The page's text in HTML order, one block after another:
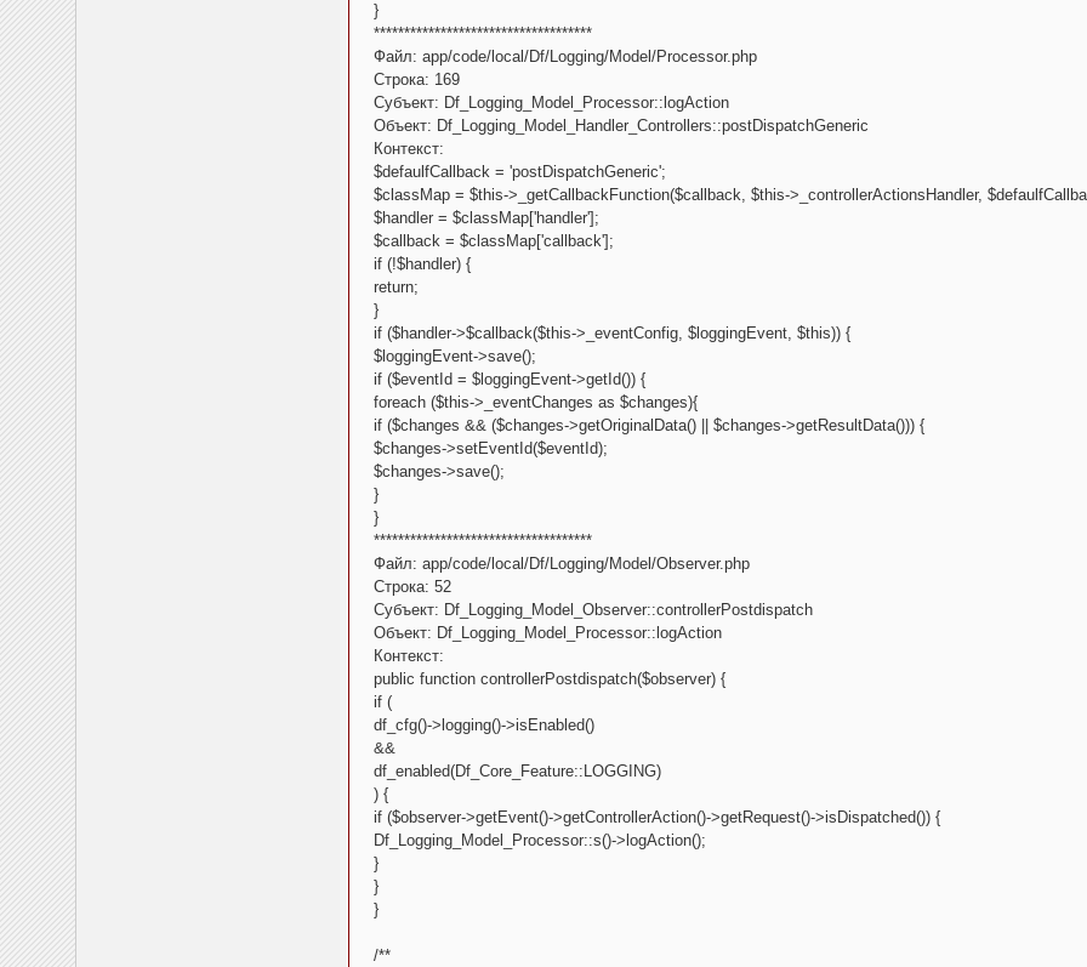
}
************************************
Файл: app/code/local/Df/Logging/Model/Processor.php
Строка: 169
Субъект: Df_Logging_Model_Processor::logAction
Объект: Df_Logging_Model_Handler_Controllers::postDispatchGeneric
Контекст:
$defaulfCallback = 'postDispatchGeneric';
$classMap = $this->_getCallbackFunction($callback, $this->_controllerActionsHandler,
$handler = $classMap['handler'];
$callback = $classMap['callback'];
if (!$handler) {
return;
}
if ($handler->$callback($this->_eventConfig, $loggingEvent, $this)) {
$loggingEvent->save();
if ($eventId = $loggingEvent->getId()) {
foreach ($this->_eventChanges as $changes){
if ($changes && ($changes->getOriginalData() || $changes->getResultData())) {
$changes->setEventId($eventId);
$changes->save();
}
}
************************************
Файл: app/code/local/Df/Logging/Model/Observer.php
Строка: 52
Субъект: Df_Logging_Model_Observer::controllerPostdispatch
Объект: Df_Logging_Model_Processor::logAction
Контекст:
public function controllerPostdispatch($observer) {
if (
df_cfg()->logging()->isEnabled()
&&
df_enabled(Df_Core_Feature::LOGGING)
) {
if ($observer->getEvent()->getControllerAction()->getRequest()->isDispatched()) {
Df_Logging_Model_Processor::s()->logAction();
}
}
}
/**